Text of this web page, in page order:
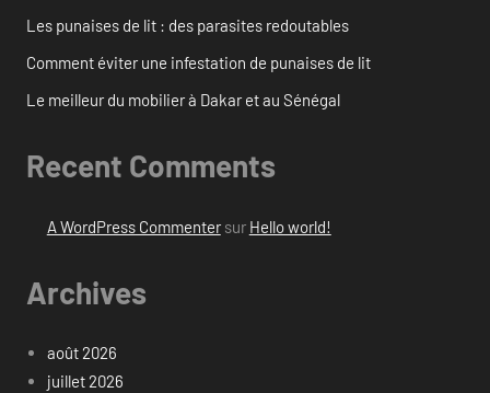
Les punaises de lit : des parasites redoutables
Comment éviter une infestation de punaises de lit
Le meilleur du mobilier à Dakar et au Sénégal
Recent Comments
A WordPress Commentersur Hello world!
Archives
août 2026
juillet 2026